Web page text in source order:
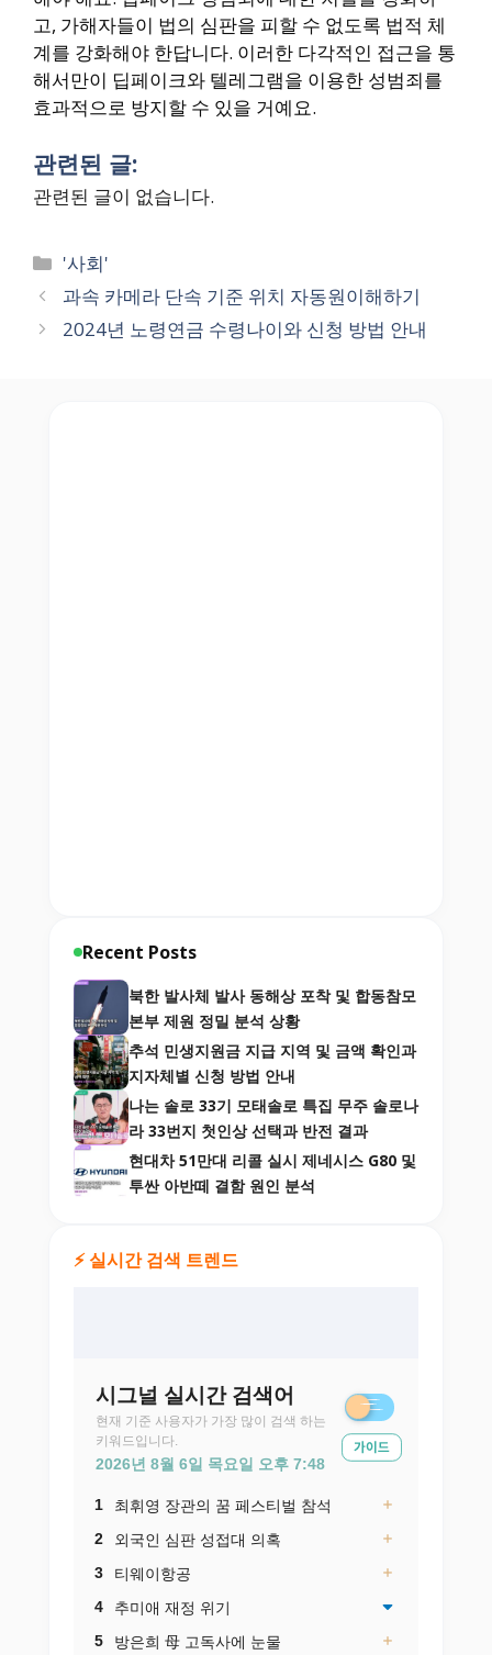
고, 가해자들이 법의 심판을 피할 수 없도록 법적 체
계를 강화해야 한답니다. 이러한 다각적인 접근을 통
해서만이 딥페이크와 텔레그램을 이용한 성범죄를
효과적으로 방지할 수 있을 거예요.
관련된 글:
관련된 글이 없습니다.
Categories
'사회'
과속 카메라 단속 기준 위치 자동원이해하기
2024년 노령연금 수령나이와 신청 방법 안내
Recent Posts
북한 발사체 발사 동해상 포착 및 합동참모
본부 제원 정밀 분석 상황
추석 민생지원금 지급 지역 및 금액 확인과
지자체별 신청 방법 안내
나는 솔로 33기 모태솔로 특집 무주 솔로나
라 33번지 첫인상 선택과 반전 결과
현대차 51만대 리콜 실시 제네시스 G80 및
투싼 아반떼 결함 원인 분석
⚡ 실시간 검색 트렌드